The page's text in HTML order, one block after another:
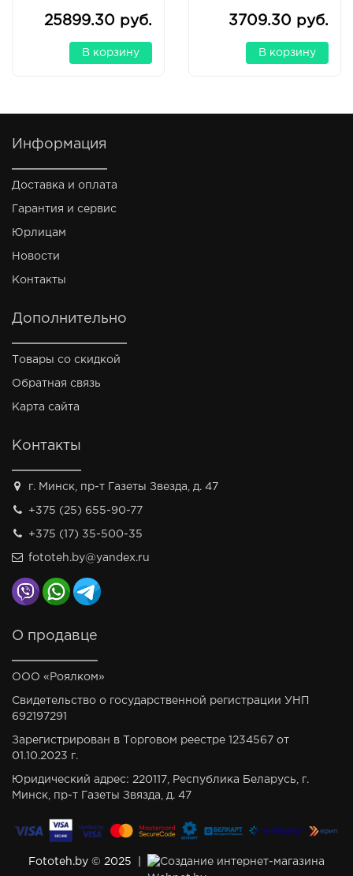
25899.30 руб.
В корзину
3709.30 руб.
В корзину
Информация
Доставка и оплата
Гарантия и сервис
Юрлицам
Новости
Контакты
Дополнительно
Товары со скидкой
Обратная связь
Карта сайта
Контакты
г. Минск, пр-т Газеты Звезда, д. 47
+375 (25) 655-90-77
+375 (17) 35-500-35
fototeh.by@yandex.ru
О продавце
ООО «Роялком»
Свидетельство о государственной регистрации УНП
692197291
Зарегистрирован в Торговом реестре 1234567 от
01.10.2023 г.
Юридический адрес: 220117, Республика Беларусь, г.
Минск, пр-т Газеты Звязда, д. 47
Fototeh.by © 2025 |
Создание интернет-магазина